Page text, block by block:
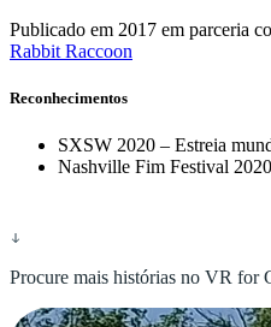
Publicado em 2017 em parceria
Rabbit Raccoon
Reconhecimentos
SXSW 2020 – Estreia
Nashville Fim Festival
Procure mais histórias no VR for